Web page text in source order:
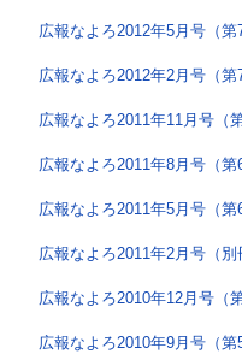
広報なよろ2012年5月号（第
広報なよろ2012年2月号（第
広報なよろ2011年11月号（
広報なよろ2011年8月号（第
広報なよろ2011年5月号（第
広報なよろ2011年2月号（別
広報なよろ2010年12月号（
広報なよろ2010年9月号（第